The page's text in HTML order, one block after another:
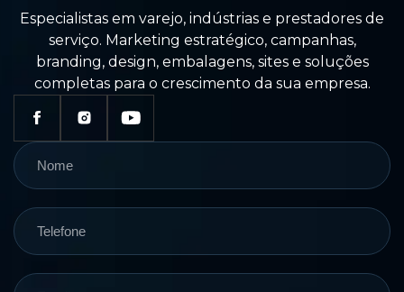
Especialistas em varejo, indústrias e prestadores de
serviço. Marketing estratégico, campanhas,
branding, design, embalagens, sites e soluções
completas para o crescimento da sua empresa.